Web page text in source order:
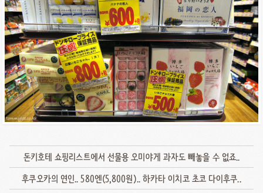
돈키호테 쇼핑리스트에서 선물용 오미야게 과자도 빼놓을 수 없죠..
후쿠오카의 연인.. 580엔(5,800원).. 하카타 이치코 초코 다이후쿠..